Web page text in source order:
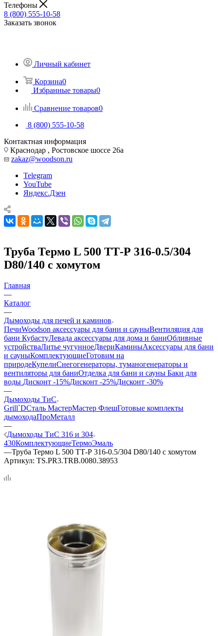
Телефоны
8 (800) 555-10-58
Заказать звонок
Личный кабинет
Корзина0
Избранные товары0
Сравнение товаров0
8 (800) 555-10-58
Контактная информация
Краснодар , Ростовское шоссе 26а
zakaz@woodson.ru
Telegram
YouTube
Яндекс.Дзен
Труба Термо L 500 ТТ-Р 316-0.5/304
D80/140 с хомутом
Главная
—
Каталог
—
Дымоходы для печей и каминов
ПечиWoodson аксессуары для бани и сауныВентиляция для
бани КубастуЛевада аксессуары для дома и баниОбливные
устройстваЛитье чугунноеДвериКаминыАксессуары для бани
и сауныКомплектующиеГотовим на
природеКупелиСнегогенераторы, туманогенераторы и
вентиляторы для баниОтделка для бани и сауны Баки для
воды Дисконт -15%Дисконт -25%Дисконт -30%
—
Дымоходы ТиС
Grill`DСталь МастерМастер ФлешГотовые комплекты
дымоходаПроМеталл
—
Дымоходы ТиС 316 и 304
430КомплектующиеТермоЭмаль
—Труба Термо L 500 ТТ-Р 316-0.5/304 D80/140 с хомутом
Артикул: TS.PR3.TRB.0080.38953